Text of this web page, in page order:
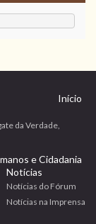
Início
da Verdade,
e Cidadania
Notícias
Notícias do Fórum
Notícias na Imprensa